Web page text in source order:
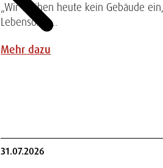
„Wir weihen heute kein Gebäude
Lebensort",....
Mehr dazu
31.07.2026